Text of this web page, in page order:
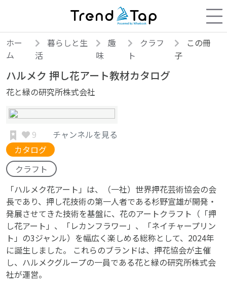
ホー
ム
暮らしと生
活
趣
味
クラフ
ト
この冊
子
ハルメク 押し花アート教材カタログ
花と緑の研究所株式会社
9
チャンネルを見る
カタログ
クラフト
「ハルメク花アート」は、（一社）世界押花芸術協会の会
長であり、押し花技術の第一人者である杉野宣雄が開発・
発展させてきた技術を基盤に、花のアートクラフト（「押
し花アート」、「レカンフラワー」、「ネイチャープリン
ト」の3ジャンル）を幅広く楽しめる総称として、2024年
に誕生しました。 これらのブランドは、押花協会が主催
し、ハルメクグループの一員である花と緑の研究所株式会
社が運営。